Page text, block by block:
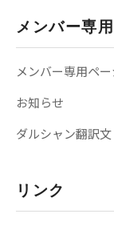
メンバー専用
メンバー専用ペ
お知らせ
ダルシャン翻訳文
リンク